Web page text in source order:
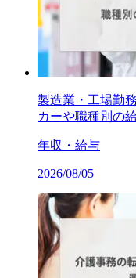
製造業・工場勤
カーや職種別の
年収・給与
2026/08/05